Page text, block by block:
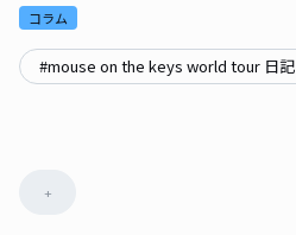
コラム
#mouse on the keys world tour 日記
+